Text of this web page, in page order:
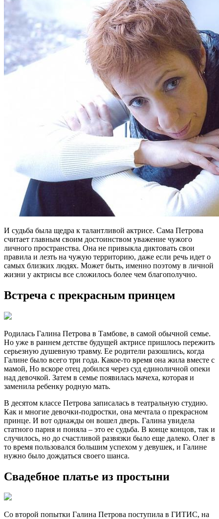
И судьба была щедра к талантливой актрисе. Сама Петрова
считает главным своим достоинством уважение чужого
личного пространства. Она не привыкла диктовать свои
правила и лезть на чужую территорию, даже если речь идет о
самых близких людях. Может быть, именно поэтому в личной
жизни у актрисы все сложилось более чем благополучно.
Встреча с прекрасным принцем
Родилась Галина Петрова в Тамбове, в самой обычной семье.
Но уже в раннем детстве будущей актрисе пришлось пережить
серьезную душевную травму. Ее родители разошлись, когда
Галине было всего три года. Какое-то время она жила вместе с
мамой, Но вскоре отец добился через суд единоличной опеки
над девочкой. Затем в семье появилась мачеха, которая и
заменила ребенку родную мать.
В десятом классе Петрова записалась в театральную студию.
Как и многие девочки-подростки, она мечтала о прекрасном
принце. И вот однажды он вошел дверь. Галина увидела
статного парня и поняла – это ее судьба. В конце концов, так и
случилось, но до счастливой развязки было еще далеко. Олег в
то время пользовался большим успехом у девушек, и Галине
нужно было дождаться своего шанса.
Свадебное платье из простыни
Со второй попытки Галина Петрова поступила в ГИТИС, на